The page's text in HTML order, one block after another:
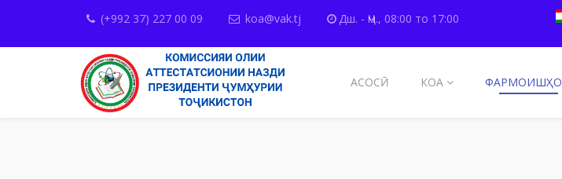
(+992 37) 227 00 09 koa@vak.tj Дш. - Ҷм., 08:00 то 17:00
АСОСӢ КОА ФАРМОИШҲО